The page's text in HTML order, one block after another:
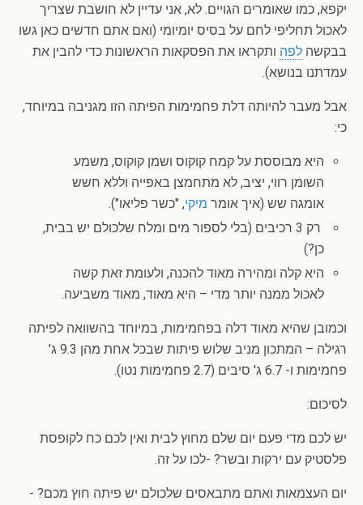
יקפא, כמו שאומרים הגויים. לא, אני עדיין לא חושבת שצריך
לאכול תחליפי לחם על בסיס יומיומי (ואם אתם חדשים כאן גשו
בבקשה לפה ותקראו את הפסקאות הראשונות כדי להבין את
עמדתנו בנושא).
אבל מעבר להיותה דלת פחמימות הפיתה הזו מגניבה במיוחד,
כי:
היא מבוססת על קמח קוקוס ושמן קוקוס, משמע
השומן רווי, יציב, לא מתחמצן באפייה וללא חשש
אומגה שש (איך אומר מיקי, "כשר פליאו").
רק 3 רכיבים (בלי לספור מים ומלח שלכולם יש בבית,
כן?)
היא קלה ומהירה מאוד להכנה, ולעומת זאת קשה
לאכול ממנה יותר מדי – היא מאוד, מאוד משביעה.
וכמובן שהיא מאוד דלה בפחמימות, במיוחד בהשוואה לפיתה
רגילה – המתכון מניב שלוש פיתות שבכל אחת מהן 9.3 ג'
פחמימות ו- 6.7 ג' סיבים (2.7 פחמימות נטו).
לסיכום:
יש לכם מדי פעם יום שלם מחוץ לבית ואין לכם כח לקופסת
פלסטיק עם ירקות ובשר? -לכו על זה.
יום העצמאות ואתם מתבאסים שלכולם יש פיתה חוץ מכם? -